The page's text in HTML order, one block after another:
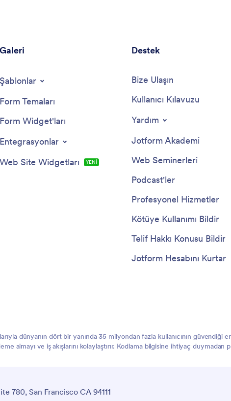
Galeri
Şablonlar
Form Temaları
Form Widget'ları
Entegrasyonlar
Web Site Widgetları
YENİ
Destek
Bize Ulaşın
Kullanıcı Kılavuzu
Yardım
Jotform Akademi
Web Seminerleri
Podcast'ler
Profesyonel Hizmetler
Kötüye Kullanımı Bildir
Telif Hakkı Konusu Bildir
Jotform Hesabını Kurtar
dünyanın dört bir yanında 35 milyondan fazla kullanıcının
almayı ve iş akışlarını kolaylaştırır. Kodlama bilgisine ihtiyaç
780, San Francisco CA 94111